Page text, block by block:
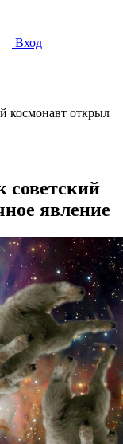
Вход
космонавт открыл
явление